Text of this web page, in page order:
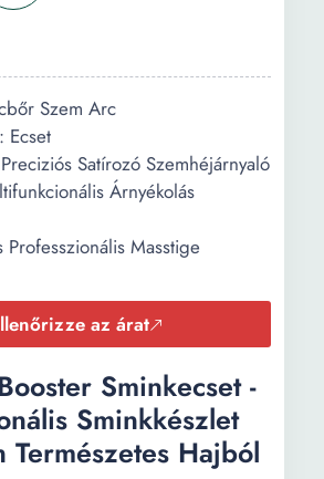
Szem Arc
Ecset
Satírozó Szemhéjárnyaló
Árnyékolás
Professzionális Masstige
az árat
Sminkecset -
Sminkkészlet
Természetes Hajból